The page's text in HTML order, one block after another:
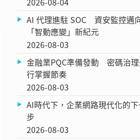
AI 代理進駐 SOC 資安監控邁
「智動應變」新紀元
2026-08-03
金融業PQC準備發動 密碼治
行掌握節奏
2026-08-03
AI時代下，企業網路現代化的
步
2026-08-03